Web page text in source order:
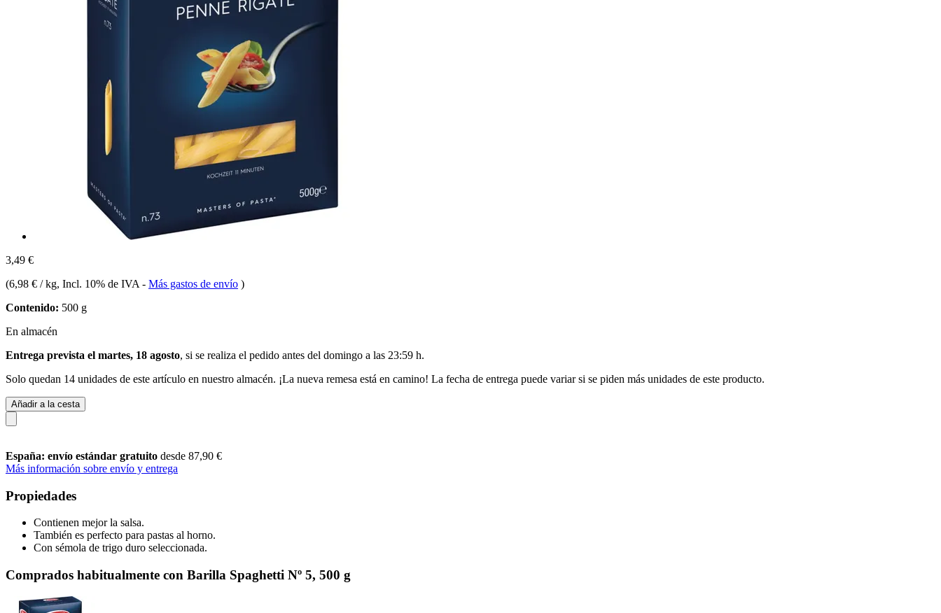
3,49 €
(6,98 € / kg, Incl. 10% de IVA - Más gastos de envío )
Contenido: 500 g
En almacén
Entrega prevista el martes, 18 agosto, si se realiza el pedido antes del domingo a las 23:59 h.
Solo quedan 14 unidades de este artículo en nuestro almacén. ¡La nueva remesa está en camino! La fecha de entrega puede variar si se piden más unidades de este producto.
Añadir a la cesta
España: envío estándar gratuito desde 87,90 €
Más información sobre envío y entrega
Propiedades
Contienen mejor la salsa.
También es perfecto para pastas al horno.
Con sémola de trigo duro seleccionada.
Comprados habitualmente con Barilla Spaghetti Nº 5, 500 g